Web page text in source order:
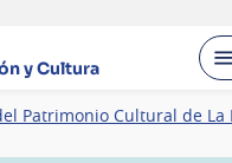
y Cultura
Patrimonio Cultural de La